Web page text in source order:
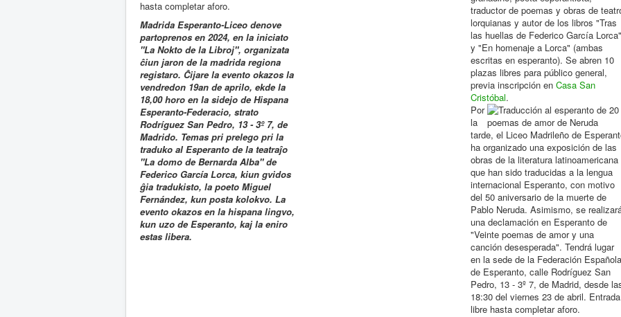
hasta completar aforo.
Madrida Esperanto-Liceo denove
partoprenos en 2024, en la iniciato
"La Nokto de la Libroj", organizata
ĉiun jaron de la madrida regiona
registaro. Ĉijare la evento okazos la
vendredon 19an de aprilo, ekde la
18,00 horo en la sidejo de Hispana
Esperanto-Federacio, strato
Rodríguez San Pedro, 13 - 3º 7, de
Madrido. Temas pri prelego pri la
traduko al Esperanto de la teatraĵo
"La domo de Bernarda Alba" de
Federico García Lorca, kiun gvidos
ĝia tradukisto, la poeto Miguel
Fernández, kun posta kolokvo. La
evento okazos en la hispana lingvo,
kun uzo de Esperanto, kaj la eniro
estas libera.
traductor de poemas y obras de
lorquianas y autor de los libros "Tras
las huellas de Federico García Lorca"
y "En homenaje a Lorca" (ambas
escritas en esperanto). Se abren 10
plazas libres para público general,
previa inscripción en Casa San
Cristóbal.
Por
la
tarde, el Liceo Madrileño de
ha organizado una exposición de las
obras de la literatura latinoamericana
que han sido traducidas a la lengua
internacional Esperanto, con motivo
del 50 aniversario de la muerte de
Pablo Neruda. Asimismo, se
una declamación en Esperanto de
"Veinte poemas de amor y una
canción desesperada". Tendrá lugar
en la sede de la Federación Española
de Esperanto, calle Rodríguez San
Pedro, 13 - 3º 7, de Madrid, desde
18:30 del viernes 23 de abril. Entrada
libre hasta completar aforo.